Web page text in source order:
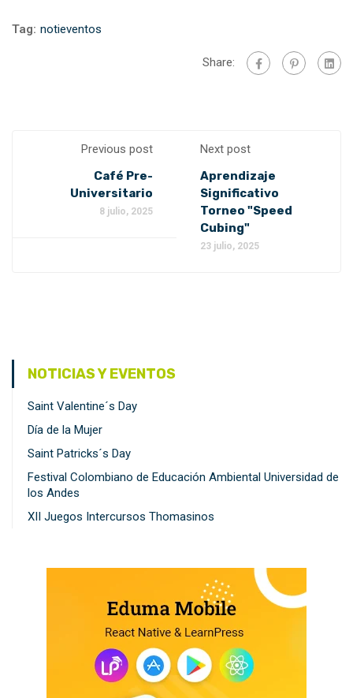
Tag: notieventos
Share:
Previous post
Café Pre-
Universitario
8 julio, 2025
Next post
Aprendizaje
Significativo
Torneo "Speed
Cubing"
23 julio, 2025
NOTICIAS Y EVENTOS
Saint Valentine´s Day
Día de la Mujer
Saint Patricks´s Day
Festival Colombiano de Educación Ambiental Universidad de
los Andes
XII Juegos Intercursos Thomasinos